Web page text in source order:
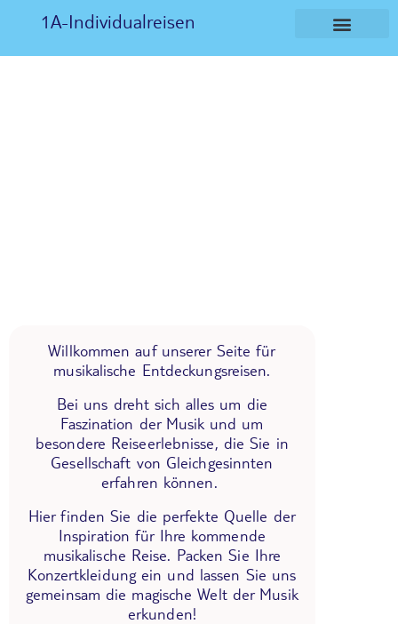
1A-Individualreisen
Willkommen auf unserer Seite für
musikalische Entdeckungsreisen.
Bei uns dreht sich alles um die
Faszination der Musik und um
besondere Reiseerlebnisse, die Sie in
Gesellschaft von Gleichgesinnten
erfahren können.
Hier finden Sie die perfekte Quelle der
Inspiration für Ihre kommende
musikalische Reise. Packen Sie Ihre
Konzertkleidung ein und lassen Sie uns
gemeinsam die magische Welt der Musik
erkunden!